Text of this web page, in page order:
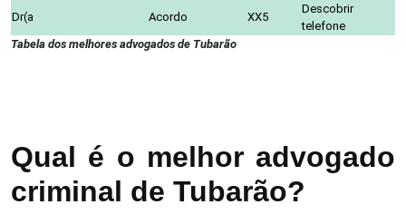
Dr(a
Acordo XX5
Descobrir
telefone
Tabela dos melhores advogados de Tubarão
Qual é o melhor advogado
criminal de Tubarão?